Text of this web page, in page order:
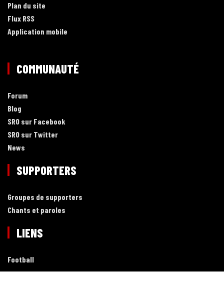
Plan du site
Flux RSS
Application mobile
COMMUNAUTÉ
Forum
Blog
SRO sur Facebook
SRO sur Twitter
News
SUPPORTERS
Groupes de supporters
Chants et paroles
LIENS
Football